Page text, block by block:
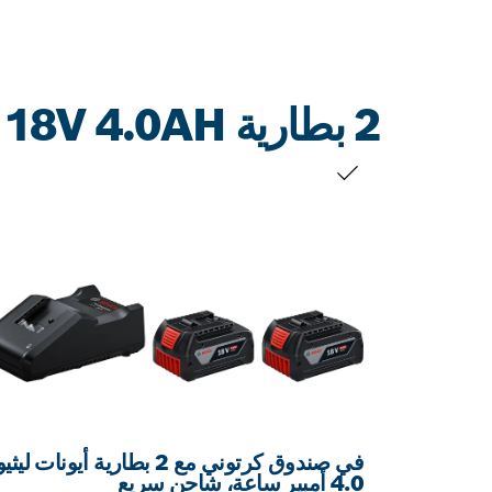
2 بطارية GBA 18V 4.0AH ‏+ GAL 18V-40
في صندوق كرتوني مع 2 بطارية أيونات
4.0 أمبير ساعة، شاحن سريع